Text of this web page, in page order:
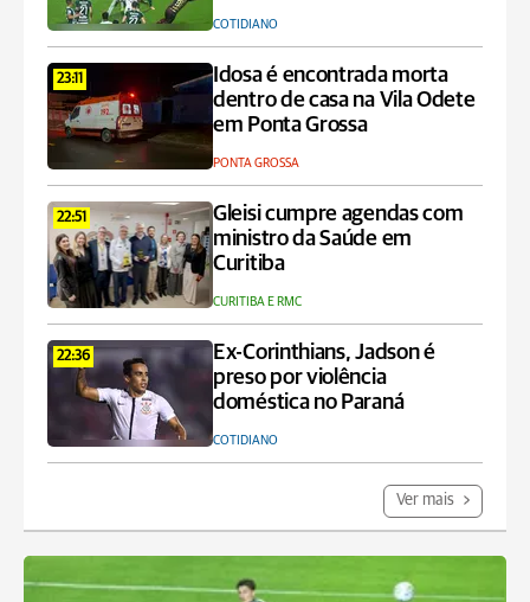
COTIDIANO
23:11
Idosa é encontrada morta
dentro de casa na Vila Odete
em Ponta Grossa
PONTA GROSSA
22:51
Gleisi cumpre agendas com
ministro da Saúde em
Curitiba
CURITIBA E RMC
22:36
Ex-Corinthians, Jadson é
preso por violência
doméstica no Paraná
COTIDIANO
Ver mais